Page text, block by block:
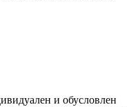
и обусловлен